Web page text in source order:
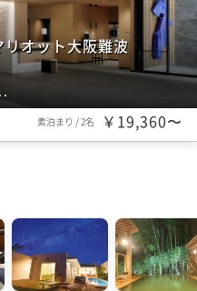
4 5
オット大阪難波
素泊まり /2名 ￥19,360〜